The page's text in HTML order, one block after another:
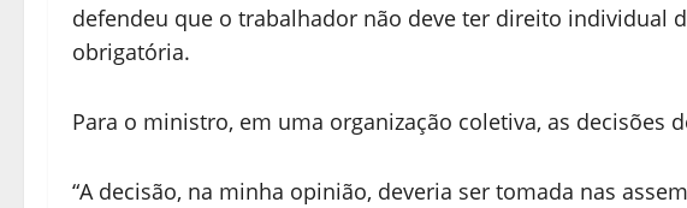
defendeu que o trabalhador não deve ter direito individual
obrigatória.
Para o ministro, em uma organização coletiva, as decisões
“A decisão, na minha opinião, deveria ser tomada nas